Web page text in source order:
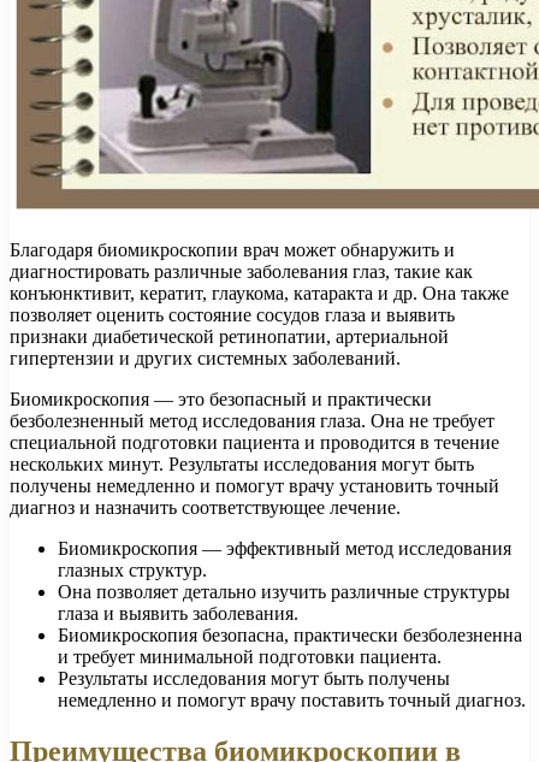
Благодаря биомикроскопии врач может обнаружить и
диагностировать различные заболевания глаз, такие как
конъюнктивит, кератит, глаукома, катаракта и др. Она также
позволяет оценить состояние сосудов глаза и выявить
признаки диабетической ретинопатии, артериальной
гипертензии и других системных заболеваний.
Биомикроскопия — это безопасный и практически
безболезненный метод исследования глаза. Она не требует
специальной подготовки пациента и проводится в течение
нескольких минут. Результаты исследования могут быть
получены немедленно и помогут врачу установить точный
диагноз и назначить соответствующее лечение.
Биомикроскопия — эффективный метод исследования
глазных структур.
Она позволяет детально изучить различные структуры
глаза и выявить заболевания.
Биомикроскопия безопасна, практически безболезненна
и требует минимальной подготовки пациента.
Результаты исследования могут быть получены
немедленно и помогут врачу поставить точный диагноз.
Преимущества биомикроскопии в